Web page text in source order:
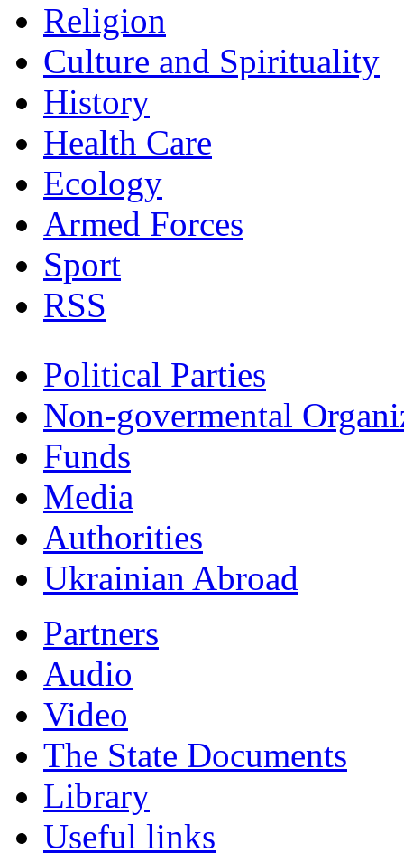
Religion
Culture and Spirituality
History
Health Care
Ecology
Armed Forces
Sport
RSS
Political Parties
Non-govermental
Funds
Мedia
Authorities
Ukrainian Abroad
Partners
Audio
Video
The State Documents
Library
Useful links